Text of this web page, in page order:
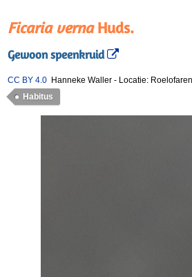
Ficaria vernaHuds.
Gewoon speenkruid
CC BY 4.0 Hanneke Waller - Locatie:
Habitus